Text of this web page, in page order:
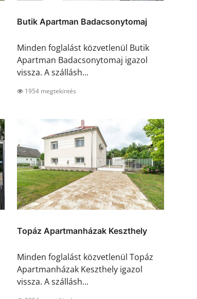
Butik Apartman Badacsonytomaj
Minden foglalást közvetlenül Butik
Apartman Badacsonytomaj igazol
vissza. A szállásh...
1954 megtekintés
Topáz Apartmanházak Keszthely
Minden foglalást közvetlenül Topáz
Apartmanházak Keszthely igazol
vissza. A szállásh...